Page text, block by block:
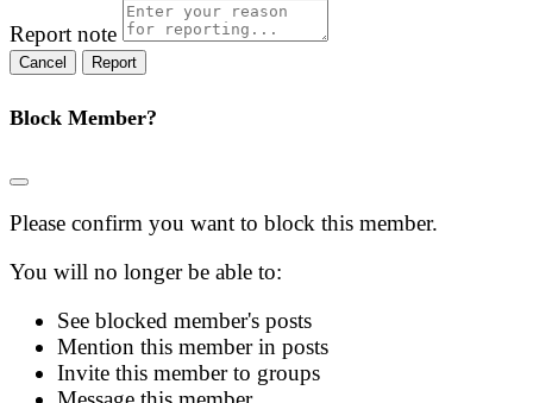
Report note
Report
Block Member?
Please confirm you want to block this member.
You will no longer be able to:
See blocked member's posts
Mention this member in posts
Invite this member to groups